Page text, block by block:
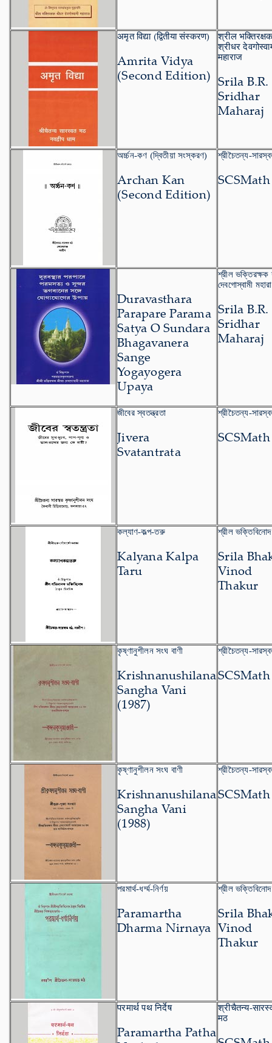
अमृत विद्या (द्वितीया संस्करण)
Amrita Vidya
(Second Edition)
श्रील
श्रीधर
महाराज
Srila B.R.
Sridhar
Maharaj
অর্চ্চন-কণ (দ্বিতীয়া সংস্করণ)
Archan Kan
(Second Edition)
শ্রীচৈতন্য-
SCSMath
Duravasthara
Parapare Parama
Satya O Sundara
Bhagavanera
Sange
Yogayogera
Upaya
শ্রীল ভক্তিরক্ষক
দেবগোস্বামী
Srila B.R.
Sridhar
Maharaj
জীবের স্বতন্ত্রতা
Jivera
Svatantrata
শ্রীচৈতন্য-
SCSMath
কল্যাণ-কল্প-তরু
Kalyana Kalpa
Taru
শ্রীল
Srila
Vinod
Thakur
কৃষ্ণানুশীলন সংঘ বাণী
Krishnanushilana
Sangha Vani
(1987)
শ্রীচৈতন্য-
SCSMath
কৃষ্ণানুশীলন সংঘ বাণী
Krishnanushilana
Sangha Vani
(1988)
শ্রীচৈতন্য-
SCSMath
পরমার্থ-ধর্ম্ম-নির্ণয়
Paramartha
Dharma Nirnaya
শ্রীল
Srila
Vinod
Thakur
परमार्थ पथ निर्देष
Paramartha Patha
श्रीचैतन्य-
मठ